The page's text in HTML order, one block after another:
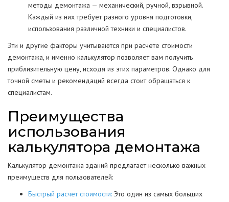
методы демонтажа — механический, ручной, взрывной.
Каждый из них требует разного уровня подготовки,
использования различной техники и специалистов.
Эти и другие факторы учитываются при расчете стоимости
демонтажа, и именно калькулятор позволяет вам получить
приблизительную цену, исходя из этих параметров. Однако для
точной сметы и рекомендаций всегда стоит обращаться к
специалистам.
Преимущества
использования
калькулятора демонтажа
Калькулятор демонтажа зданий предлагает несколько важных
преимуществ для пользователей:
Быстрый расчет стоимости: Это один из самых больших